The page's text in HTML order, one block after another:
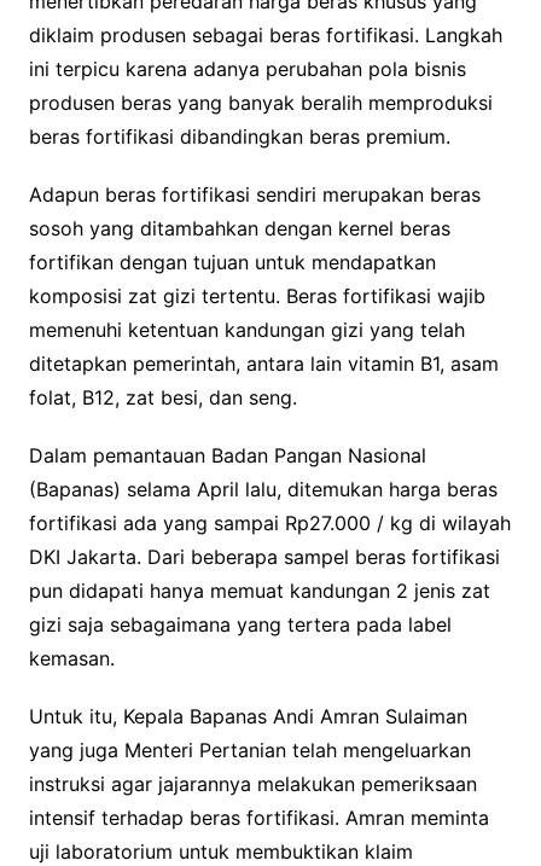
diklaim produsen sebagai beras fortifikasi. Langkah
ini terpicu karena adanya perubahan pola bisnis
produsen beras yang banyak beralih memproduksi
beras fortifikasi dibandingkan beras premium.
Adapun beras fortifikasi sendiri merupakan beras
sosoh yang ditambahkan dengan kernel beras
fortifikan dengan tujuan untuk mendapatkan
komposisi zat gizi tertentu. Beras fortifikasi wajib
memenuhi ketentuan kandungan gizi yang telah
ditetapkan pemerintah, antara lain vitamin B1, asam
folat, B12, zat besi, dan seng.
Dalam pemantauan Badan Pangan Nasional
(Bapanas) selama April lalu, ditemukan harga beras
fortifikasi ada yang sampai Rp27.000 / kg di wilayah
DKI Jakarta. Dari beberapa sampel beras fortifikasi
pun didapati hanya memuat kandungan 2 jenis zat
gizi saja sebagaimana yang tertera pada label
kemasan.
Untuk itu, Kepala Bapanas Andi Amran Sulaiman
yang juga Menteri Pertanian telah mengeluarkan
instruksi agar jajarannya melakukan pemeriksaan
intensif terhadap beras fortifikasi. Amran meminta
uji laboratorium untuk membuktikan klaim